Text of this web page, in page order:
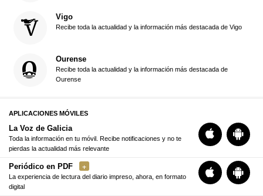
Vigo
Recibe toda la actualidad y la información más destacada de Vigo
Ourense
Recibe toda la actualidad y la información más destacada de
Ourense
APLICACIONES MÓVILES
La Voz de Galicia
Toda la información en tu móvil. Recibe notificaciones y no te
pierdas la actualidad más relevante
Periódico en PDF
La experiencia de lectura del diario impreso, ahora, en formato
digital